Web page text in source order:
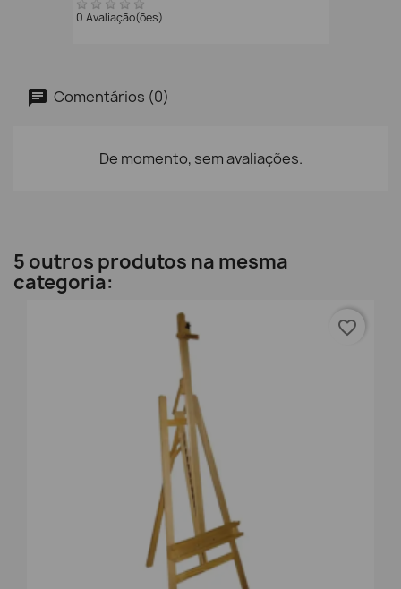
0 Avaliação(ões)
Comentários (0)
De momento, sem avaliações.
5 outros produtos na mesma
categoria:
favorite_border